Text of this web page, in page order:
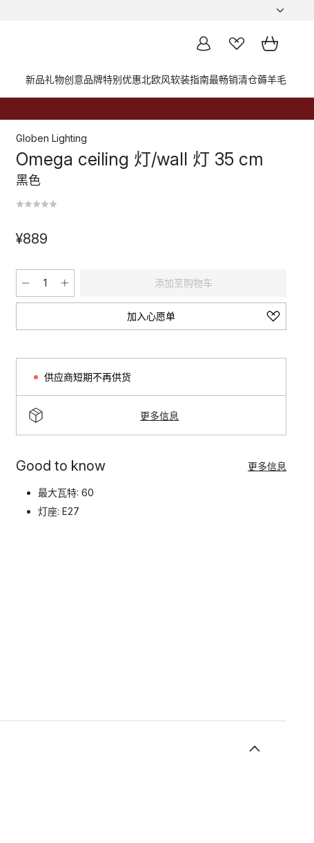
新品礼物创意品牌特别优惠北欧风软装指南最畅销清仓薅羊毛
Globen Lighting
Omega ceiling 灯/wall 灯 35 cm
黑色
¥889
添加至购物车
加入心愿单
供应商短期不再供货
更多信息
Good to know 更多信息
最大瓦特: 60
灯座: E27